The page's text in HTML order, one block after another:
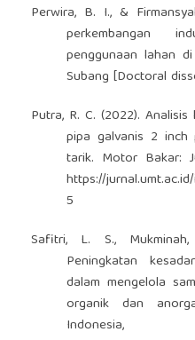
Perwira, B. I., &
perkembangan
penggunaan lahan
Subang [Doctoral
Putra, R. C. (2022).
pipa galvanis 2 inch
tarik. Motor Bakar:
https://
5
Safitri, L. S.,
Peningkatan
dalam mengelola
organik dan
Indonesia,